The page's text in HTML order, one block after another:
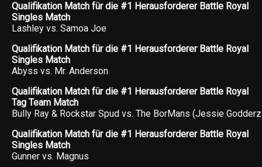
Qualifikation Match für die #1 Herausforderer Battle Royal
Singles Match
Lashley vs. Samoa Joe
Qualifikation Match für die #1 Herausforderer Battle Royal
Singles Match
Abyss vs. Mr. Anderson
Qualifikation Match für die #1 Herausforderer Battle Royal
Tag Team Match
Bully Ray & Rockstar Spud vs. The BorMans (Jessie
Qualifikation Match für die #1 Herausforderer Battle Royal
Singles Match
Gunner vs. Magnus